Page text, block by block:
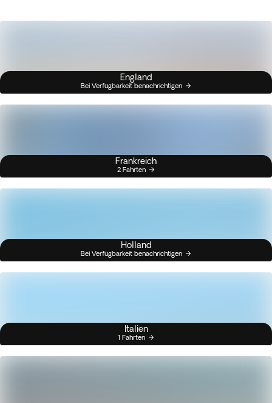
England
Bei Verfügbarkeit benachrichtigen
Frankreich
2 Fahrten
Holland
Bei Verfügbarkeit benachrichtigen
Italien
1 Fahrten